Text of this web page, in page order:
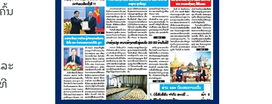
ນ
ະ